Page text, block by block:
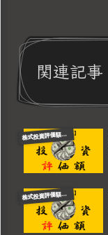
関連記事
株式投資評価額（米国株）
株式投資評価額（米国株）